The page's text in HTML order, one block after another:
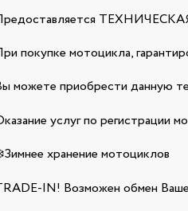
покупке мотоцикла,
можете приобрести данную
услуг по регистрации
хранение мотоциклов
IN! Возможен обмен